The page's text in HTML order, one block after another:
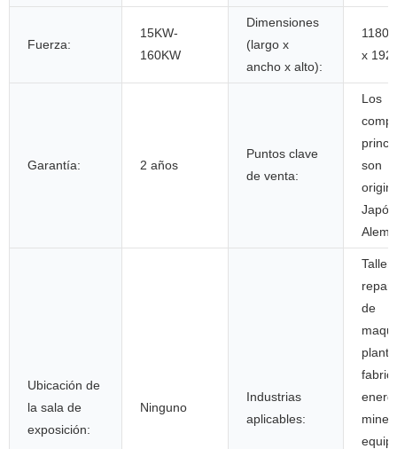
Fuerza:
15KW-
160KW
Dimensiones
(largo x
ancho x alto):
1180
x
Garantía: 2 años
Puntos clave
de venta:
Los
son
Ubicación de
la sala de
exposición:
Ninguno
Industrias
aplicables:
de